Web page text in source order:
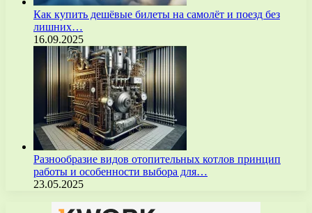
Как купить дешёвые билеты на самолёт и поезд без
лишних…
16.09.2025
Разнообразие видов отопительных котлов принцип
работы и особенности выбора для…
23.05.2025